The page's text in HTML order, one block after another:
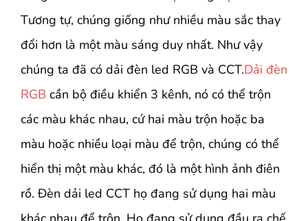
Tương tự, chúng giống như nhiều màu sắc thay
đổi hơn là một màu sáng duy nhất. Như vậy
chúng ta đã có dải đèn led RGB và CCT.Dải đèn
RGB cần bộ điều khiển 3 kênh, nó có thể trộn
các màu khác nhau, cứ hai màu trộn hoặc ba
màu hoặc nhiều loại màu để trộn, chúng có thể
hiển thị một màu khác, đó là một hình ảnh điên
rồ. Đèn dải led CCT họ đang sử dụng hai màu